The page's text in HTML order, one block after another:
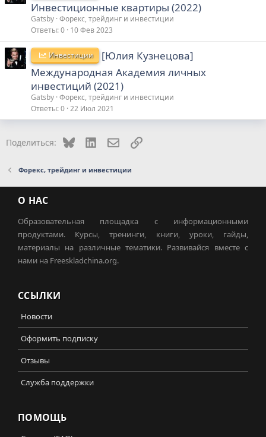
Инвестиционные квартиры (2022)
Gatsby Форекс, трейдинг и инвестиции
Ответы 0 10 Фев 2023
Инвестиции
[Юлия Кузнецова]
Международная Академия личных
инвестиций (2021)
Gatsby Форекс, трейдинг и инвестиции
Ответы 0 22 Июл 2021
Поделиться: Bluesky LinkedInЭлектронная почта
Ссылка
Форекс, трейдинг и инвестиции
О НАС
Образовательная площадка с информационными
продуктами. Курсы, тренинги, книги, уроки, гайды,
материалы на различные тематики. Развивайся вместе с
нами на Freeskladchina.org.
ССЫЛКИ
Новости
Оформить подписку
Отзывы
Служба поддержки
ПОМОЩЬ